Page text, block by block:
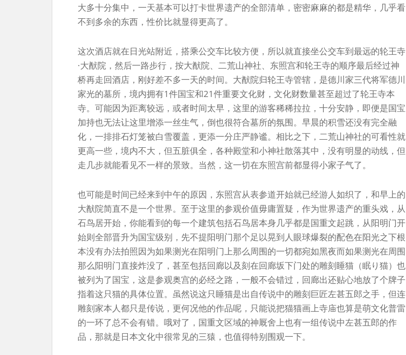
大多十分集中，一天基本可以打卡世界遗产的全部清单，密密麻麻的都是精华，几乎看
不到多余的东西，性价比就显得更高了。
这次酒店就在日光站附近，搭乘公交车比较方便，所以就直接坐公交车到最远的轮王寺
·大猷院，然后一路步行，按大猷院、二荒山神社、东照宫和轮王寺的顺序最后经过神
桥再走回酒店，刚好差不多一天的时间。大猷院归轮王寺管辖，是德川家三代将军德川
家光的墓所，境内拥有1件国宝和21件重要文化财，文化财数量甚至超过了轮王寺本
寺。可能因为距离较远，或者时间太早，这里的游客稀稀拉拉，十分安静，即便是国宝
加持也无法让这里增添一丝生气，倒也很符合墓所的氛围。早晨的积雪还没有完全融
化，一排排石灯笼被白雪覆盖，更添一分庄严静谧。相比之下，二荒山神社的可看性就
更高一些，境内不大，但五脏俱全，各种殿堂和小神社散落其中，没有明显的动线，但
走几步就能看见不一样的景致。当然，这一切在东照宫前都显得小家子气了。
也可能是时间已经来到中午的原因，东照宫从表参道开始就已经游人如织了，和早上的
大猷院简直不是一个世界。至于这里的参观价值毋庸置疑，作为世界遗产的重头戏，从
石鸟居开始，你能看到的每一个建筑包括石鸟居本身几乎都是国重文起跳，从阳明门开
始则全部晋升为国宝级别，先不提阳明门那个足以晃到人眼球爆裂的配色在阳光之下根
本没有办法拍照因为如果测光在阳明门上那么周围的一切都宛如黑夜而如果测光在周围
那么阳明门直接炸没了，甚至包括回廊以及刻在回廊坂下门处的雕刻睡猫（眠り猫）也
被列为了国宝，这是参观奥宫的必经之路，一般不会错过，回廊出还贴心地放了个牌子
指着这只猫的具体位置。虽然说这只睡猫是出自传说中的雕刻巨匠左甚五郎之手，但连
雕刻家本人都只是传说，更何况他的作品呢，只能说把猫猫画上寺庙也算是萌文化普雷
的一环了总不会有错。哦对了，国重文区域的神厩舍上也有一组传说中左甚五郎的作
品，那就是日本文化中很常见的三猿，也值得特别围观一下。